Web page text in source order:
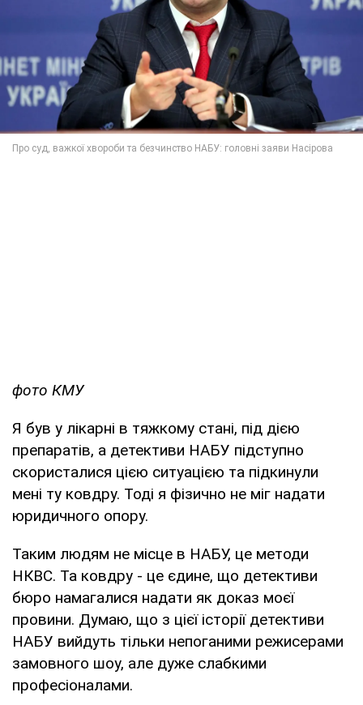
фото КМУ
Я був у лікарні в тяжкому стані, під дією
препаратів, а детективи НАБУ підступно
скористалися цією ситуацією та підкинули
мені ту ковдру. Тоді я фізично не міг надати
юридичного опору.
Таким людям не місце в НАБУ, це методи
НКВС. Та ковдру - це єдине, що детективи
бюро намагалися надати як доказ моєї
провини. Думаю, що з цієї історії детективи
НАБУ вийдуть тільки непоганими режисерами
замовного шоу, але дуже слабкими
професіоналами.